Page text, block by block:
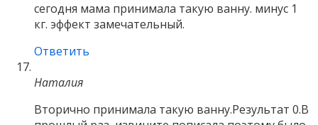
сегодня мама принимала такую ванну. минус 1
кг. эффект замечательный.
Ответить
Наталия
Вторично принимала такую ванну.Результат 0.В